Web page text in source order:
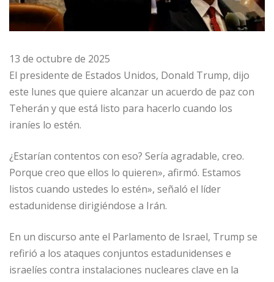
13 de octubre de 2025
El presidente de Estados Unidos, Donald Trump, dijo
este lunes que quiere alcanzar un acuerdo de paz con
Teherán y que está listo para hacerlo cuando los
iraníes lo estén.
¿Estarían contentos con eso? Sería agradable, creo.
Porque creo que ellos lo quieren», afirmó. Estamos
listos cuando ustedes lo estén», señaló el líder
estadunidense dirigiéndose a Irán.
En un discurso ante el Parlamento de Israel, Trump se
refirió a los ataques conjuntos estadunidenses e
israelíes contra instalaciones nucleares clave en la